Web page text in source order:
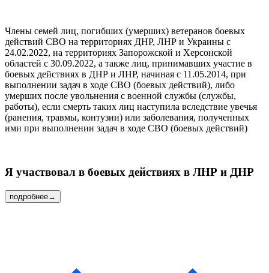
Члены семей лиц, погибших (умерших) ветеранов боевых
действий СВО на территориях ДНР, ЛНР и Украины с
24.02.2022, на территориях Запорожской и Херсонской
областей с 30.09.2022, а также лиц, принимавших участие в
боевых действиях в ДНР и ЛНР, начиная с 11.05.2014, при
выполнении задач в ходе СВО (боевых действий), либо
умерших после увольнения с военной службы (службы,
работы), если смерть таких лиц наступила вследствие увечья
(ранения, травмы, контузии) или заболевания, полученных
ими при выполнении задач в ходе СВО (боевых действий)
Я участвовал в боевых действиях в ЛНР и ДНР
подробнее→